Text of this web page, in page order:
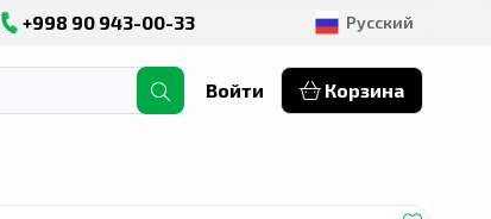
+998 90 943-00-33 Русский
Войти Корзина